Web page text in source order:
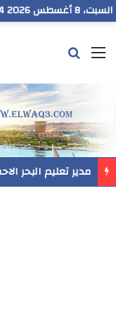
السبت، 8 أغسطس 2026 3:54 ص
القائمة